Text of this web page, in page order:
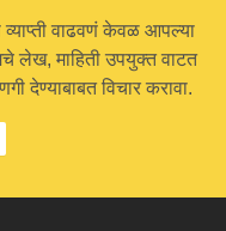
वाढवणं केवळ आपल्या
लेख, माहिती उपयुक्त वाटत
देण्याबाबत विचार करावा.